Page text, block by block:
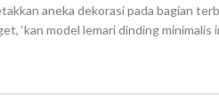
aneka dekorasi pada bagian
‘kan model lemari dinding minimalis